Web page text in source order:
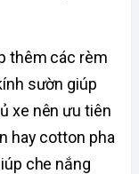
thêm các rèm
sườn giúp
xe nên ưu tiên
hay cotton pha
che nắng